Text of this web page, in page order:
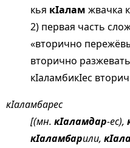
кья кIалам жвачка
2) первая часть
«вторично
вторично
кIаламбикIес
кIаламбарес
[(мн. кIаламдар-ес),
кIаламбарили,